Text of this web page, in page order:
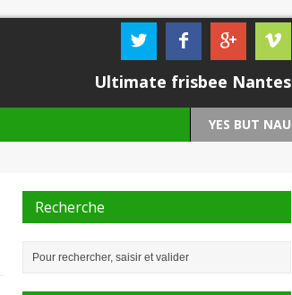
Ultimate frisbee Nantes
YES BUT NAU
Recherche